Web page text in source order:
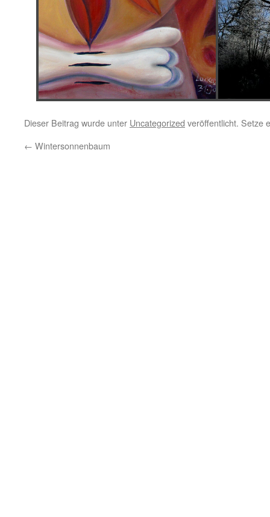
Dieser Beitrag wurde unter Uncategorized veröffentlicht. Setze
← Wintersonnenbaum